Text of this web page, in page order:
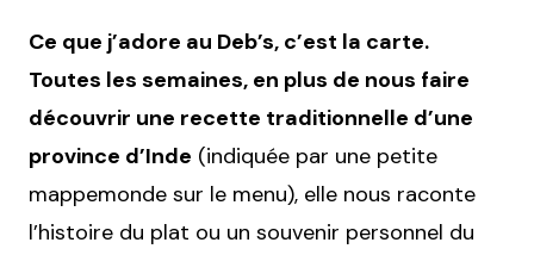
Ce que j’adore au Deb’s, c’est la carte.
Toutes les semaines, en plus de nous faire
découvrir une recette traditionnelle d’une
province d’Inde (indiquée par une petite
mappemonde sur le menu), elle nous raconte
l’histoire du plat ou un souvenir personnel du